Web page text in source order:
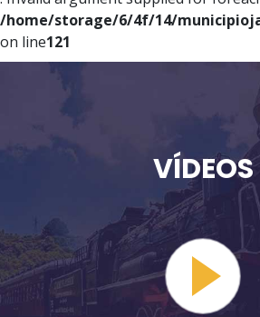
/home/storage/6/4f/14/
on line121
VÍDEOS